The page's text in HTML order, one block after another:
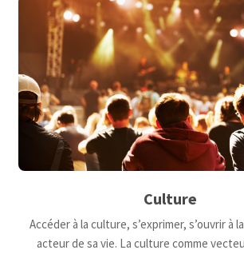
Culture
Accéder à la culture, s’exprimer, s’ouvrir à
acteur de sa vie. La culture comme